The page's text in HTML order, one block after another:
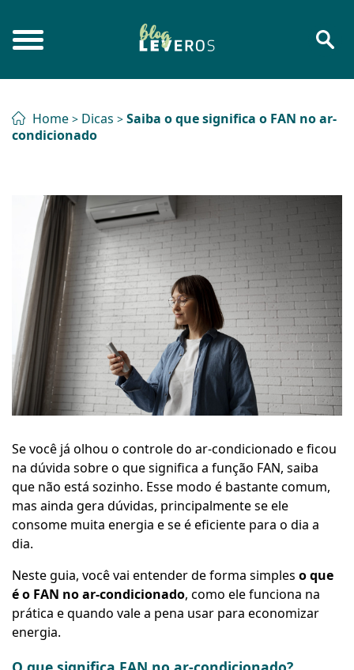
Home > Dicas > Saiba o que significa o FAN no ar-
condicionado
Se você já olhou o controle do ar-condicionado e ficou
na dúvida sobre o que significa a função FAN, saiba
que não está sozinho. Esse modo é bastante comum,
mas ainda gera dúvidas, principalmente se ele
consome muita energia e se é eficiente para o dia a
dia.
Neste guia, você vai entender de forma simples o que
é o FAN no ar-condicionado, como ele funciona na
prática e quando vale a pena usar para economizar
energia.